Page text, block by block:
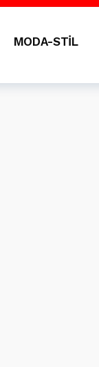
MODA-STİL